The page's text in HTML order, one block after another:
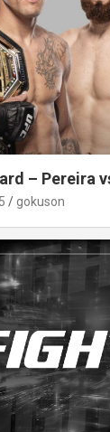
– Pereira
gokuson